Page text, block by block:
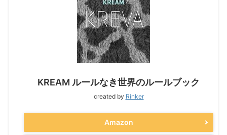
KREAM ルールなき世界のルールブック
created by Rinker
Amazon